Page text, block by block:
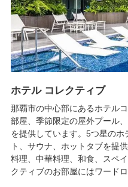
ホテル コレクティブ
那覇市の中心部にあるホテル
部屋、季節限定の屋外プール
を提供しています。5つ星の
ト、サウナ、ホットタブを提
料理、中華料理、和食、スペ
クティブのお部屋にはワード